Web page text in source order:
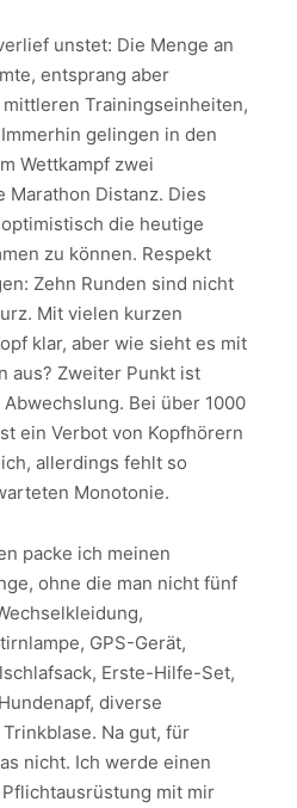
unstet: Die Menge an
entsprang aber
Trainingseinheiten,
gelingen in den
Wettkampf zwei
Marathon Distanz. Dies
die heutige
zu können. Respekt
Zehn Runden sind nicht
Mit vielen kurzen
klar, aber wie sieht es mit
aus? Zweiter Punkt ist
Bei über 1000
ein Verbot von Kopfhörern
allerdings fehlt so
Monotonie.
packe ich meinen
ohne die man nicht fünf
GPS-Gerät,
Erste-Hilfe-Set,
diverse
Na gut, für
nicht. Ich werde einen
mit mir